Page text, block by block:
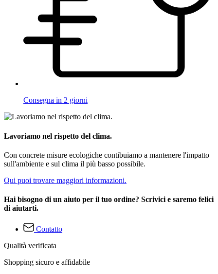
Consegna in 2 giorni
Lavoriamo nel rispetto del clima.
Con concrete misure ecologiche contibuiamo a mantenere l'impatto
sull'ambiente e sul clima il più basso possibile.
Qui puoi trovare maggiori informazioni.
Hai bisogno di un aiuto per il tuo ordine? Scrivici e saremo felici
di aiutarti.
Contatto
Qualità verificata
Shopping sicuro e affidabile